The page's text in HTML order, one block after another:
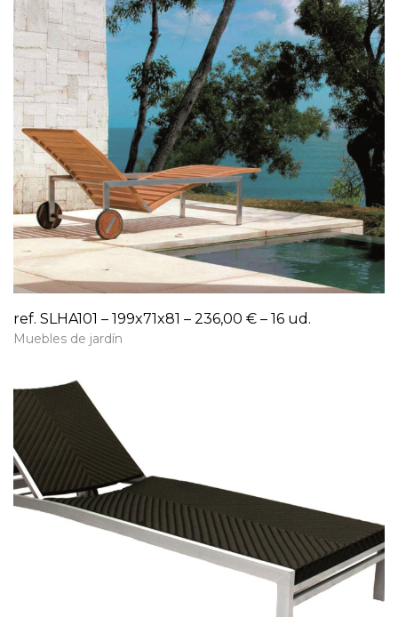
ref. SLHA101 – 199x71x81 – 236,00 € – 16 ud.
Muebles de jardín